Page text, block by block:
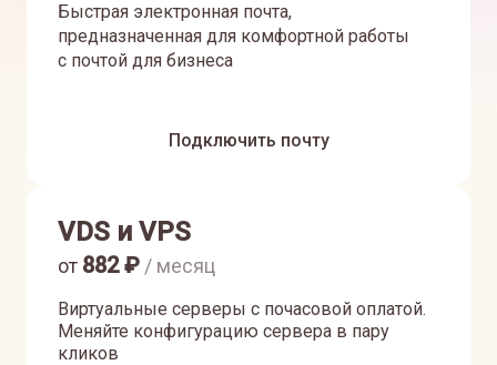
Быстрая электронная почта,
предназначенная для комфортной работы
с почтой для бизнеса
Подключить почту
VDS и VPS
Виртуальные серверы с почасовой оплатой.
Меняйте конфигурацию сервера в пару
кликов
от 882₽ / месяц